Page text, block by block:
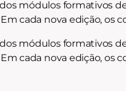
módulos formativos
cada nova edição, os
módulos formativos
cada nova edição, os